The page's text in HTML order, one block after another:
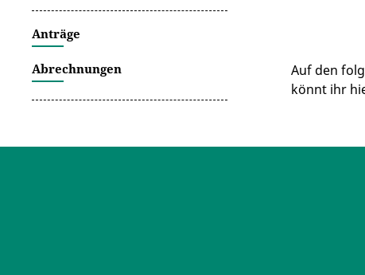
Anträge
Abrechnungen
Auf den
könnt ihr